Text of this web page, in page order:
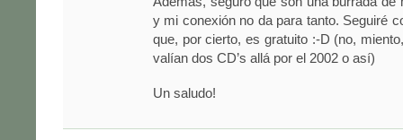
y mi conexión no da para tanto. Seguiré
que, por cierto, es gratuito :-D (no,
valían dos CD’s allá por el 2002 o así)
Un saludo!